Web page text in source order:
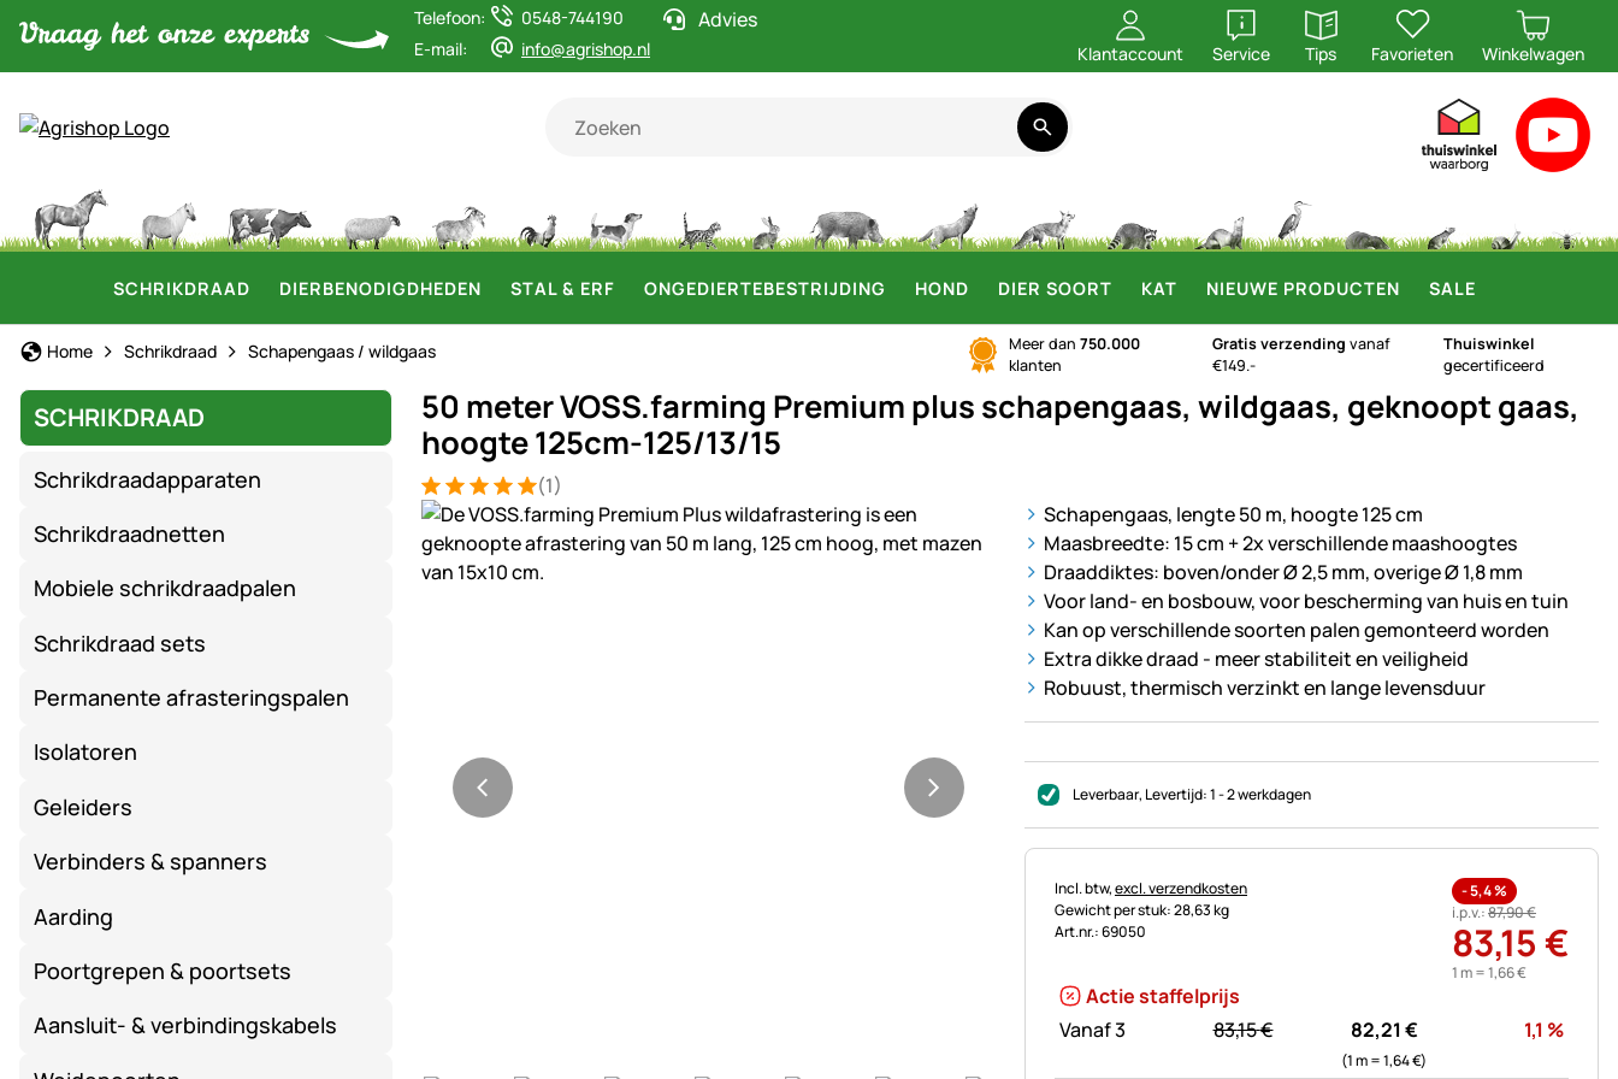
Telefoon:
0548-744190
E-mail:
info@agrishop.nl
Advies
Klantaccount Service
openen
Tips
openen
Favorieten Winkelwagen
SCHRIKDRAAD DIERBENODIGDHEDEN STAL & ERF ONGEDIERTEBESTRIJDING HOND DIER SOORT KAT NIEUWE PRODUCTEN SALE
Home Schrikdraad Schapengaas / wildgaas Meer dan750.000
klanten
Gratis verzending vanaf
€149.-
Thuiswinkel
gecertificeerd
SCHRIKDRAAD
Schrikdraadapparaten
Schrikdraadnetten
Mobiele schrikdraadpalen
Schrikdraad sets
Permanente afrasteringspalen
Isolatoren
Geleiders
Verbinders & spanners
Aarding
Poortgrepen & poortsets
Aansluit- & verbindingskabels
50 meter VOSS.farming Premium plus schapengaas, wildgaas, geknoopt gaas,
hoogte 125cm-125/13/15
Beoordeling: 5 van 5 (1 beoordelingen)
1 Bewertung (1)
Productgalerij
Schapengaas, lengte 50 m, hoogte 125 cm
Maasbreedte: 15 cm + 2x verschillende maashoogtes
Draaddiktes: boven/onder Ø 2,5 mm, overige Ø 1,8 mm
Voor land- en bosbouw, voor bescherming van huis en tuin
Kan op verschillende soorten palen gemonteerd worden
Extra dikke draad - meer stabiliteit en veiligheid
Robuust, thermisch verzinkt en lange levensduur
Leverbaar, Levertijd:1 - 2 werkdagen
Belastinginformatie:
Incl. btw,excl. verzendkosten
Gewicht per stuk: 28,63 kg
Art.nr.: 69050
-5,4%
i.p.v.:87,90€
83,15 €
1 m =1,66€
Actie staffelprijs
Vanaf 3
statt:
83,15€ 82,21€
(1 m =1,64€)
1,1 %